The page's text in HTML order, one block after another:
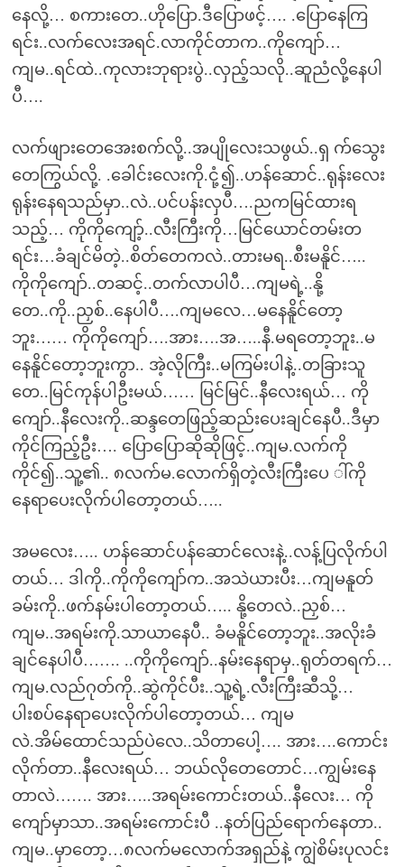
နေလို့… စကားတေ..ဟိုပြော.ဒီပြောဖင့်…. .ပြောနေကြ
ရင်း..လက်လေးအရင်.လာကိုင်တာက..ကိုကျော်…
ကျမ..ရင်ထဲ..ကုလားဘုရားပွဲ..လှည့်သလို..ဆူညံလို့နေပါ
ပီ….
လက်ဖျားတေအေးစက်လို့..အပျိုလေးသဖွယ်..ရှ က်သွေး
တေကြွယ်လို့. .ခေါင်းလေးကို.ငုံ့၍..ဟန်ဆောင်..ရုန်းလေး
ရုန်းနေရသည်မှာ..လဲ..ပင်ပန်းလှပီ….ညကမြင်ထားရ
သည့်… ကိုကိုကျော့်..လီးကြီးကို…မြင်ယောင်တမ်းတ
ရင်း…ခံချင်မိတဲ့..စိတ်တေကလဲ..တားမရ..စီးမနိူင်…..
ကိုကိုကျော်..တဆင့်..တက်လာပါပီ…ကျမရဲ့..နို့
တေ..ကို..ညှစ်..နေပါပီ….ကျမလေ…မနေနိူင်တော့
ဘူး…… ကိုကိုကျော်….အား….အ…..နီ.မရတော့ဘူး..မ
နေနိူင်တော့ဘူးကွာ.. အဲ့လိုကြီး..မကြမ်းပါနဲ့..တခြားသူ
တေ..မြင်ကုန်ပါဦးမယ်…… မြင်မြင်..နီလေးရယ်… ကို
ကျော်..နီလေးကို..ဆန္ဒတေဖြည့်ဆည်းပေးချင်နေပီ..ဒီမှာ
ကိုင်ကြည့်ဦး…. ပြောပြောဆိုဆိုဖြင့်..ကျမ.လက်ကို
ကိုင်၍..သူ့၏.. ၈လက်မ.လောက်ရှိတဲ့လီးကြီးပေ ါ်ကို
နေရာပေးလိုက်ပါတော့တယ်…..
အမလေး….. ဟန်ဆောင်ပန်ဆောင်လေးနဲ့..လန့်ပြလိုက်ပါ
တယ်… ဒါကို..ကိုကိုကျော်က..အသဲယားပီး…ကျမနူတ်
ခမ်းကို..ဖက်နမ်းပါတော့တယ်….. နို့တေလဲ..ညှစ်…
ကျမ..အရမ်းကို.သာယာနေပီ.. ခံမနိူင်တော့ဘူး..အလိုးခံ
ချင်နေပါပီ……. ..ကိုကိုကျော်..နမ်းနေရာမှ..ရုတ်တရက်…
ကျမ.လည်ဂုတ်ကို..ဆွဲကိုင်ပီး..သူ့ရဲ့.လီးကြီးဆီသို့…
ပါးစပ်နေရာပေးလိုက်ပါတော့တယ်… ကျမ
လဲ.အိမ်ထောင်သည်ပဲလေ..သိတာပေါ့…. အား….ကောင်း
လိုက်တာ..နီလေးရယ်… ဘယ်လိုတေတောင်…ကျွမ်းနေ
တာလဲ……. အား…..အရမ်းကောင်းတယ်..နီလေး… ကို
ကျော်မှာသာ..အရမ်းကောင်းပီ ..နတ်ပြည်ရောက်နေတာ..
ကျမ..မှာတော့…၈လက်မလောက်အရှည်နဲ့ ကျွဲစိမ်းပုလင်း